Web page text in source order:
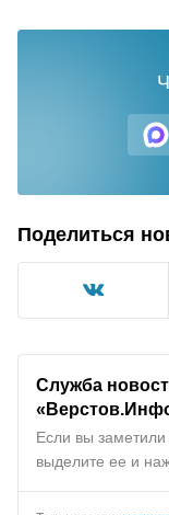
Поделиться
Служба
Если вы заметили
выделите ее и